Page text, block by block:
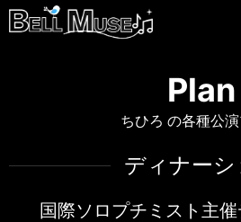
Plan
ちひろ の各種公
ディナーシ
国際ソロプチミスト主